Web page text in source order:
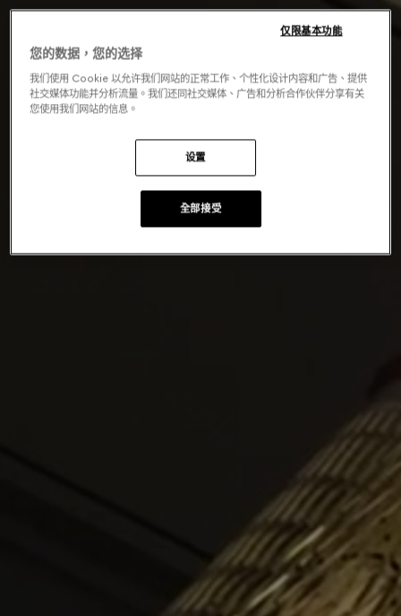
您的数据，您的选择
我们使用 Cookie 以允许我们网站的正常工作、个性化设计内容和广告、提供
社交媒体功能并分析流量。我们还同社交媒体、广告和分析合作伙伴分享有关
您使用我们网站的信息。
设置
仅限基本功能
全部接受